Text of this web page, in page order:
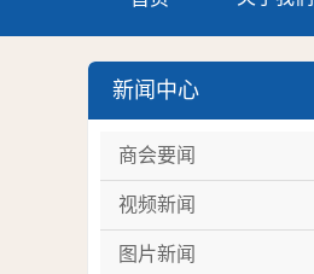
新闻中心
商会要闻
视频新闻
图片新闻